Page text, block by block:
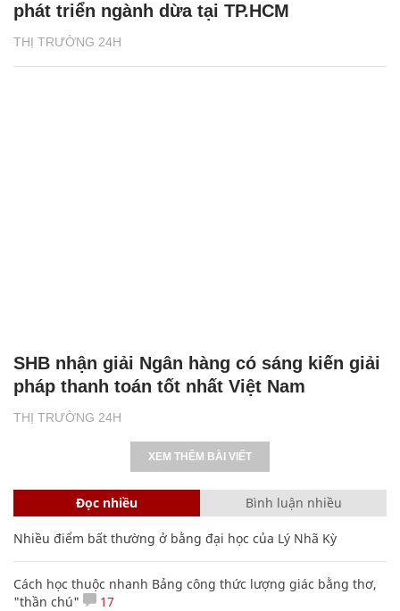
THỊ TRƯỜNG 24H
phát triển ngành dừa tại TP.HCM
THỊ TRƯỜNG 24H
SHB nhận giải Ngân hàng có sáng kiến giải
pháp thanh toán tốt nhất Việt Nam
XEM THÊM BÀI VIẾT
Đọc nhiều Bình luận nhiều
Nhiều điểm bất thường ở bằng đại học của Lý Nhã Kỳ
Cách học thuộc nhanh Bảng công thức lượng giác bằng thơ,
"thần chú"
17